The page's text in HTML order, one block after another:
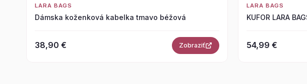
LARA BAGS
Dámska koženková kabelka tmavo béžová
38,90 € Zobraziť
LARA BAGS
KUFOR LARA
54,99 €